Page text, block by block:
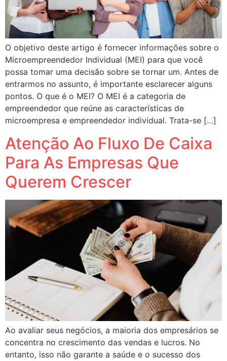
O objetivo deste artigo é fornecer informações sobre o
Microempreendedor Individual (MEI) para que você
possa tomar uma decisão sobre se tornar um. Antes de
entrarmos no assunto, é importante esclarecer alguns
pontos. O que é o MEI? O MEI é a categoria de
empreendedor que reúne as características de
microempresa e empreendedor individual. Trata-se […]
Atenção Ao Fluxo De Caixa
Para As Empresas Que
Querem Crescer
Ao avaliar seus negócios, a maioria dos empresários se
concentra no crescimento das vendas e lucros. No
entanto, isso não garante a saúde e o sucesso dos